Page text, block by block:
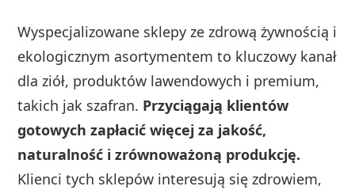
Wyspecjalizowane sklepy ze zdrową żywnością i
ekologicznym asortymentem to kluczowy kanał
dla ziół, produktów lawendowych i premium,
takich jak szafran. Przyciągają klientów
gotowych zapłacić więcej za jakość,
naturalność i zrównoważoną produkcję.
Klienci tych sklepów interesują się zdrowiem,